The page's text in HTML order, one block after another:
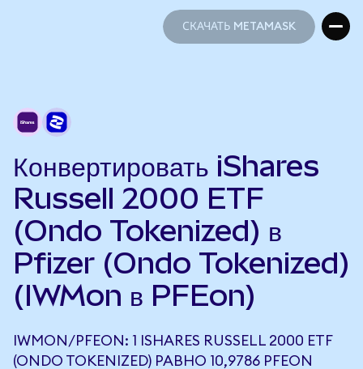
СКАЧАТЬ METAMASK
Конвертировать iShares
Russell 2000 ETF
(Ondo Tokenized) в
Pfizer (Ondo Tokenized)
(IWMon в PFEon)
IWMON/PFEON: 1 ISHARES RUSSELL 2000 ETF
(ONDO TOKENIZED) РАВНО 10,9786 PFEON